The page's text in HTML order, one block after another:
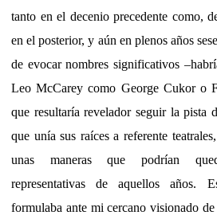
tanto en el decenio precedente como,
en el posterior, y aún en plenos años
de evocar nombres significativos
Leo McCarey como George Cukor o
que resultaría revelador seguir la pista
que unía sus raíces a referente
unas maneras que podrían
representativas de aquellos años.
formulaba ante mi cercano visionado de